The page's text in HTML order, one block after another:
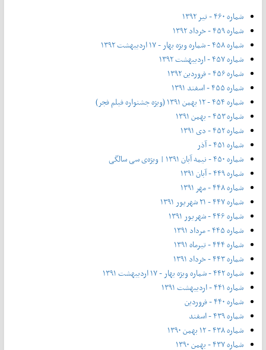
شماره ۴۶۰ - تیر ۱۳۹۲
شماره ۴۵۹ - خرداد ۱۳۹۲
شماره ۴۵۸ - شماره ویژه بهار - ۱۷ اردیبهشت ۱۳۹۲
شماره ۴۵۷ - اردیبهشت ۱۳۹۲
شماره ۴۵۶ - فروردین ۱۳۹۲
شماره ۴۵۵ - اسفند ۱۳۹۱
شماره ۴۵۴ - ۱۲ بهمن ۱۳۹۱ (ویژه جشنواره فیلم فجر)
شماره ۴۵۳ - بهمن ۱۳۹۱
شماره ۴۵۲ - دی ۱۳۹۱
شماره ۴۵۱ - آذر
شماره ۴۵۰ - نیمه آبان ۱۳۹۱ | ویژه‌ی سی سالگی
شماره ۴۴۹ - آبان ۱۳۹۱
شماره ۴۴۸ - مهر ۱۳۹۱
شماره ۴۴۷ - ۲۱ شهریور ۱۳۹۱
شماره ۴۴۶ - شهریور ۱۳۹۱
شماره ۴۴۵ - مرداد ۱۳۹۱
شماره ۴۴۴ - تیر‌ماه ۱۳۹۱
شماره ۴۴۳ - خرداد ۱۳۹۱
شماره ۴۴۲ - شماره ویژه بهار - ۱۷ اردیبهشت ۱۳۹۱
شماره ۴۴۱ - اردیبهشت ۱۳۹۱
شماره ۴۴۰ - فروردین
شماره ۴۳۹ - اسفند
شماره ۴۳۸ - ۱۲ بهمن ۱۳۹۰
شماره ۴۳۷ - بهمن ۱۳۹۰